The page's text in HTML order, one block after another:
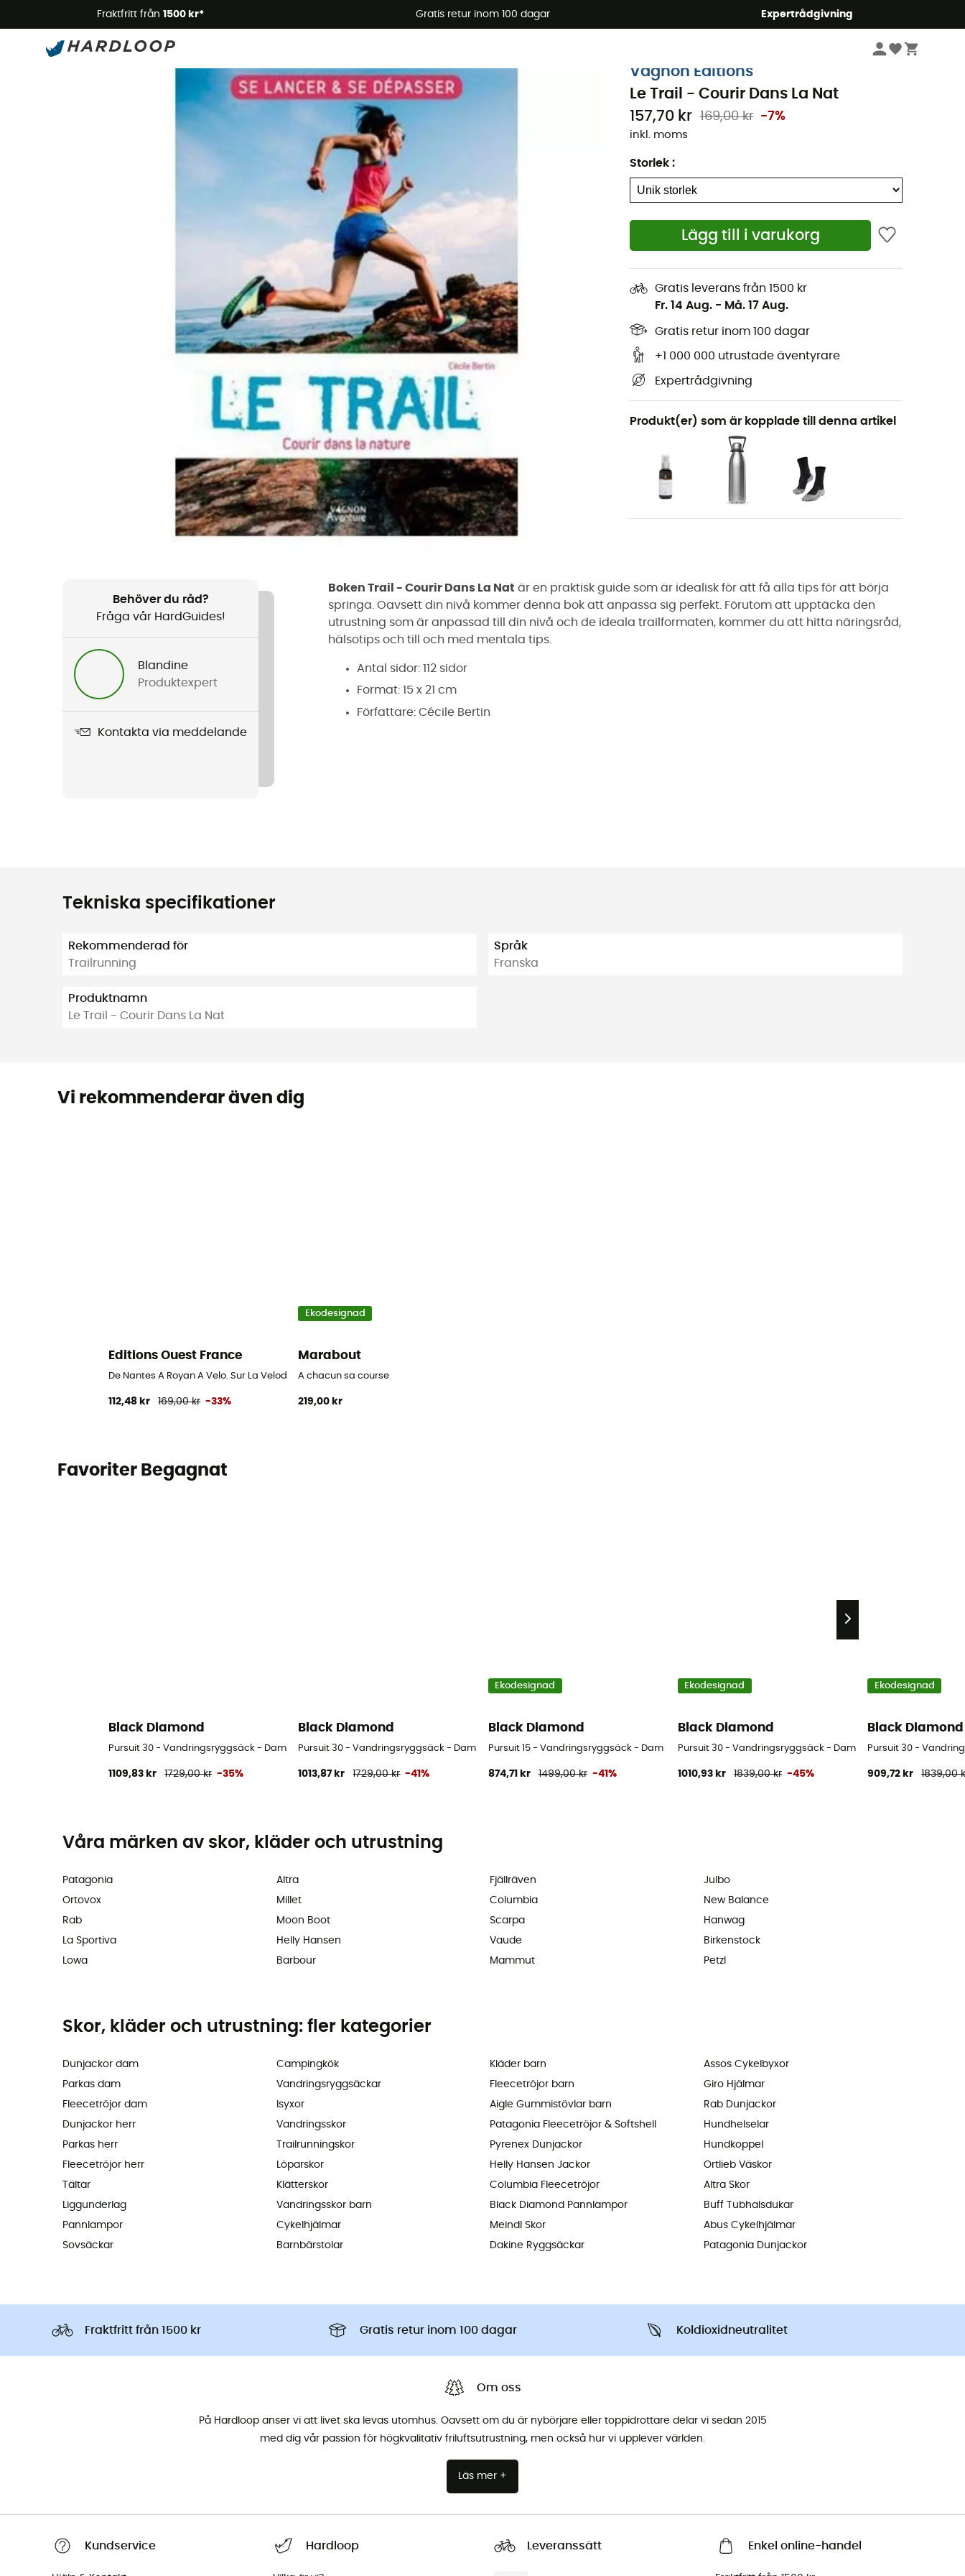
Fraktfritt från 1500 kr* Gratis retur inom 100 dagar Expertrådgivning
Sommarerbjudanden 🔥 -5 % EXTRA vid köp av 2 produkter* kod Summer5
Vagnon Editions
Le Trail - Courir Dans La Nat
157,70 kr 169,00 kr -7%
inkl. moms
Storlek :
Lägg till i varukorg
Gratis leverans från 1500 kr
Fr. 14 Aug. - Må. 17 Aug.
Gratis retur inom 100 dagar
+1 000 000 utrustade äventyrare
Expertrådgivning
Produkt(er) som är kopplade till denna artikel
Behöver du råd?
Fråga vår HardGuides!
Blandine
Produktexpert
Kontakta via meddelande
Boken Trail - Courir Dans La Nat är en praktisk guide som är idealisk för att få alla tips för att börja
springa. Oavsett din nivå kommer denna bok att anpassa sig perfekt. Förutom att upptäcka den
utrustning som är anpassad till din nivå och de ideala trailformaten, kommer du att hitta näringsråd,
hälsotips och till och med mentala tips.
Antal sidor: 112 sidor
Format: 15 x 21 cm
Författare: Cécile Bertin
Tekniska specifikationer
Rekommenderad för
Trailrunning
Produktnamn
Le Trail - Courir Dans La Nat
Språk
Franska
Vi rekommenderar även dig
Editions Ouest France
De Nantes A Royan A Velo. Sur La Velodyssee
112,48 kr 169,00 kr -33%
Ekodesignad
Marabout
A chacun sa course
219,00 kr
Favoriter Begagnat
Black Diamond
Pursuit 30 - Vandringsryggsäck - Dam
1109,83 kr 1729,00 kr -35%
Black Diamond
Pursuit 30 - Vandringsryggsäck - Dam
1013,87 kr 1729,00 kr -41%
Ekodesignad
Black Diamond
Pursuit 15 - Vandringsryggsäck - Dam
874,71 kr 1499,00 kr -41%
Ekodesignad
Black Diamond
Pursuit 30 - Vandringsryggsäck - Dam
1010,93 kr 1839,00 kr -45%
Ekodesignad
Black Diamond
Pursuit 30 -
909,72 kr 1839,00
Våra märken av skor, kläder och utrustning
Patagonia
Ortovox
Rab
La Sportiva
Lowa
Altra
Millet
Moon Boot
Helly Hansen
Barbour
Fjällräven
Columbia
Scarpa
Vaude
Mammut
Julbo
New Balance
Hanwag
Birkenstock
Petzl
Skor, kläder och utrustning: fler kategorier
Dunjackor dam
Parkas dam
Fleecetröjor dam
Dunjackor herr
Parkas herr
Fleecetröjor herr
Tältar
Liggunderlag
Pannlampor
Sovsäckar
Campingkök
Vandringsryggsäckar
Isyxor
Vandringsskor
Trailrunningskor
Löparskor
Klätterskor
Vandringsskor barn
Cykelhjälmar
Barnbärstolar
Kläder barn
Fleecetröjor barn
Aigle Gummistövlar barn
Patagonia Fleecetröjor & Softshell
Pyrenex Dunjackor
Helly Hansen Jackor
Columbia Fleecetröjor
Black Diamond Pannlampor
Meindl Skor
Dakine Ryggsäckar
Assos Cykelbyxor
Giro Hjälmar
Rab Dunjackor
Hundhelselar
Hundkoppel
Ortlieb Väskor
Altra Skor
Buff Tubhalsdukar
Abus Cykelhjälmar
Patagonia Dunjackor
Fraktfritt från 1500 kr Gratis retur inom 100 dagar Koldioxidneutralitet
Om oss
På Hardloop anser vi att livet ska levas utomhus. Oavsett om du är nybörjare eller toppidrottare delar vi sedan 2015
med dig vår passion för högkvalitativ friluftsutrustning, men också hur vi upplever världen.
Läs mer +
Kundservice Hardloop Leveranssätt Enkel online-handel